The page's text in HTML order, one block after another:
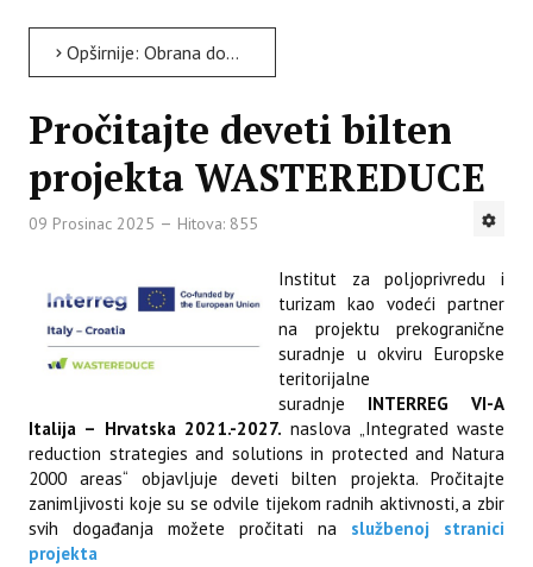
Opširnije: Obrana doktorskog rada - dr. sc. Elena Petrović
Pročitajte deveti bilten
projekta WASTEREDUCE
09 Prosinac 2025 Hitova: 855
Institut za poljoprivredu i
turizam kao vodeći partner
na projektu prekogranične
suradnje u okviru Europske
teritorijalne
suradnje
INTERREG VI-A
Italija – Hrvatska 2021.-2027. naslova „Integrated waste
reduction strategies and solutions in protected and Natura
2000 areas“ objavljuje deveti bilten projekta. Pročitajte
zanimljivosti koje su se odvile tijekom radnih aktivnosti, a zbir
svih događanja možete pročitati na službenoj stranici
projekta